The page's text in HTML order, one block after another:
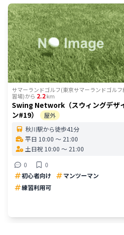
サマーランドゴルフ(東京サマーランドゴルフ
習場)から 2.2km
Swing Network（スウィングデザ
ン#19）
屋外
秋川駅から徒歩41分
平日 10:00 〜 21:00
土日祝 10:00 〜 21:00
0
0
初心者向け
マンツーマン
練習利用可